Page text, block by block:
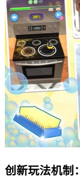
创新玩法机制：